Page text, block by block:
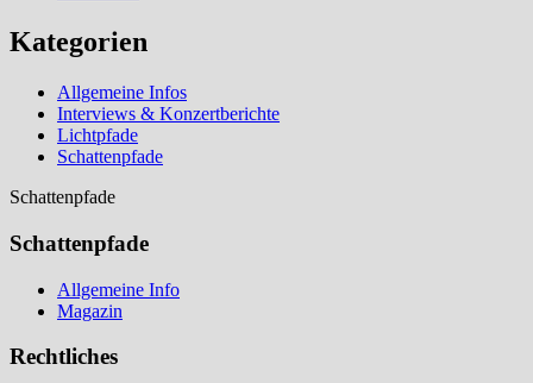
Kategorien
Allgemeine Infos
Interviews & Konzertberichte
Lichtpfade
Schattenpfade
Schattenpfade
Schattenpfade
Allgemeine Info
Magazin
Rechtliches